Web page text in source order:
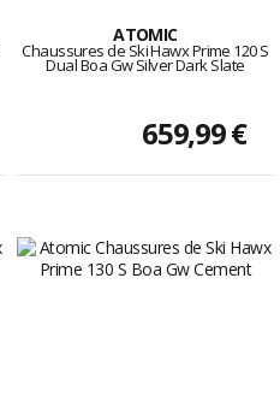
ATOMIC
Chaussures de Ski Hawx Prime 120 S
Dual Boa Gw Silver Dark Slate
659,99 €